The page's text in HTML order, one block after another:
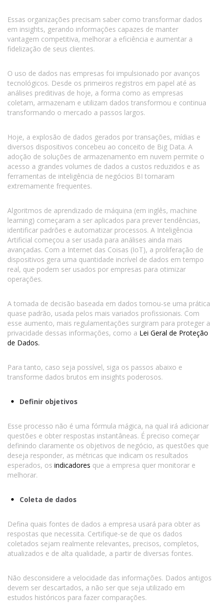
Essas organizações precisam saber como transformar dados
em insights, gerando informações capazes de manter
vantagem competitiva, melhorar a eficiência e aumentar a
fidelização de seus clientes.
O uso de dados nas empresas foi impulsionado por avanços
tecnológicos. Desde os primeiros registros em papel até as
análises preditivas de hoje, a forma como as empresas
coletam, armazenam e utilizam dados transformou e continua
transformando o mercado a passos largos.
Hoje, a explosão de dados gerados por transações, mídias e
diversos dispositivos concebeu ao conceito de Big Data. A
adoção de soluções de armazenamento em nuvem permite o
acesso a grandes volumes de dados a custos reduzidos e as
ferramentas de inteligência de negócios BI tornaram
extremamente frequentes.
Algoritmos de aprendizado de máquina (em inglês, machine
learning) começaram a ser aplicados para prever tendências,
identificar padrões e automatizar processos. A Inteligência
Artificial começou a ser usada para análises ainda mais
avançadas. Com a Internet das Coisas (IoT), a proliferação de
dispositivos gera uma quantidade incrível de dados em tempo
real, que podem ser usados por empresas para otimizar
operações.
A tomada de decisão baseada em dados tornou-se uma prática
quase padrão, usada pelos mais variados profissionais. Com
esse aumento, mais regulamentações surgiram para proteger a
privacidade dessas informações, como a Lei Geral de Proteção
de Dados.
Para tanto, caso seja possível, siga os passos abaixo e
transforme dados brutos em insights poderosos.
Definir objetivos
Esse processo não é uma fórmula mágica, na qual irá adicionar
questões e obter respostas instantâneas. É preciso começar
definindo claramente os objetivos de negócio, as questões que
deseja responder, as métricas que indicam os resultados
esperados, os indicadores que a empresa quer monitorar e
melhorar.
Coleta de dados
Defina quais fontes de dados a empresa usará para obter as
respostas que necessita. Certifique-se de que os dados
coletados sejam realmente relevantes, precisos, completos,
atualizados e de alta qualidade, a partir de diversas fontes.
Não desconsidere a velocidade das informações. Dados antigos
devem ser descartados, a não ser que seja utilizado em
estudos históricos para fazer comparações.